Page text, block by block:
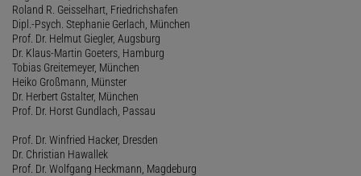
Roland R. Geisselhart, Friedrichshafen
Dipl.-Psych. Stephanie Gerlach, München
Prof. Dr. Helmut Giegler, Augsburg
Dr. Klaus-Martin Goeters, Hamburg
Tobias Greitemeyer, München
Heiko Großmann, Münster
Dr. Herbert Gstalter, München
Prof. Dr. Horst Gundlach, Passau
Prof. Dr. Winfried Hacker, Dresden
Dr. Christian Hawallek
Prof. Dr. Wolfgang Heckmann, Magdeburg